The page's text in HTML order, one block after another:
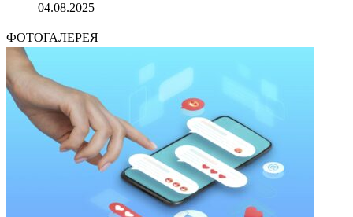
04.08.2025
ФОТОГАЛЕРЕЯ